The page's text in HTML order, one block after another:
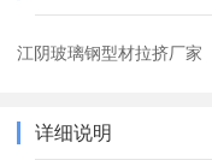
江阴玻璃钢型材拉挤厂家
详细说明